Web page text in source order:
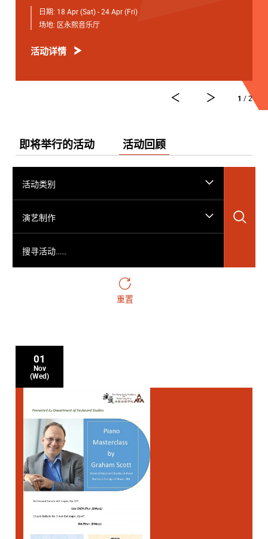
4月18日 星期六 19:30
弦续音乐会
*演艺免费节目，电子门票可於演出前3小时在「演艺电
子票务系统」登记，先到先得。
4月22日 星期三 19:30
学院之声 —— 大提琴独奏专场
日期: 18 Apr (Sat) - 24 Apr (Fri)
场地: 区永熙音乐厅
活动详情
1 / 2
即将举行的活动 活动回顾
活动类别
演艺制作
重置
01
Nov
(Wed)